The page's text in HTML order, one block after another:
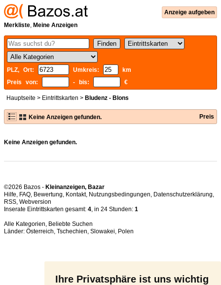
Ihre Privatsphäre ist uns wichtig
Anzeige aufgeben
Merkliste, Meine Anzeigen
PLZ, Ort: Umkreis:
km
Preis von:
- bis: €
Hauptseite > Eintrittskarten > Bludenz - Blons
Keine Anzeigen gefunden. Preis
Keine Anzeigen gefunden.
©2026 Bazos - Kleinanzeigen, Bazar
Hilfe, FAQ, Bewertung, Kontakt, Nutzungsbedingungen, Datenschutzerklärung,
RSS,
Inserate Eintrittskarten gesamt: 4, in 24 Stunden: 1
Alle Kategorien, Beliebte Suchen
Länder: Österreich, Tschechien, Slowakei, Polen